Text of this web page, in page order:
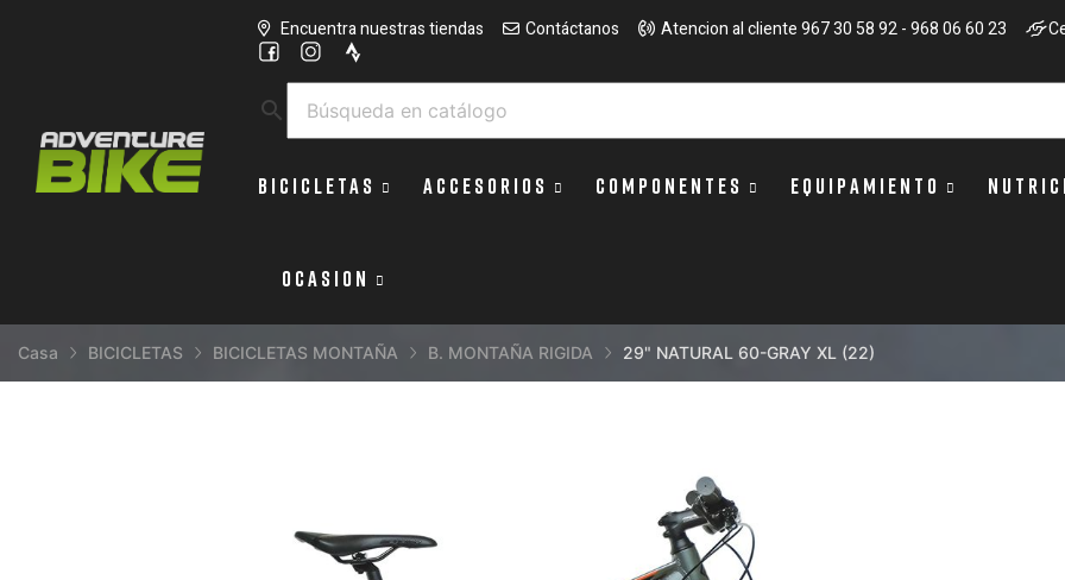
Encuentra nuestras tiendas Contáctanos Atencion al cliente 967 30 58 92 - 968 06 60 23
search
BICICLETAS ACCESORIOS COMPONENTES EQUIPAMIENTO
OCASION
Casa BICICLETAS BICICLETAS MONTAÑA B. MONTAÑA RIGIDA 29" NATURAL 60-GRAY XL (22)